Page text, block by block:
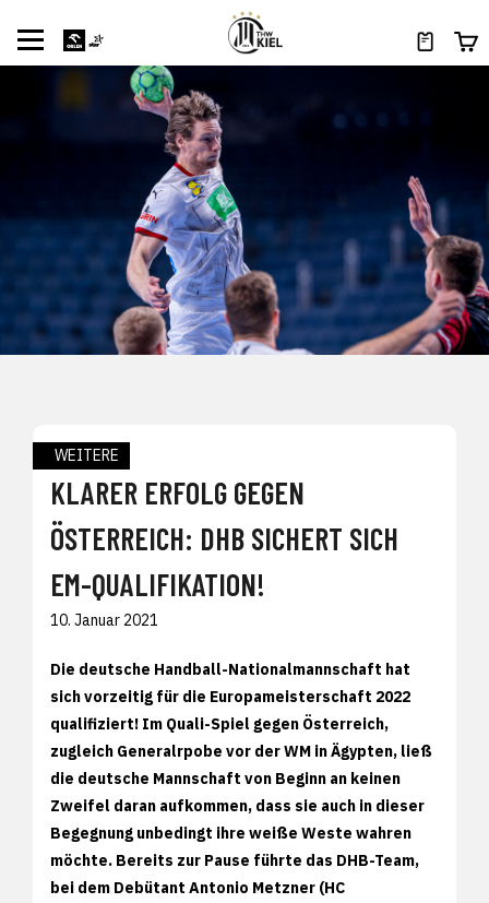
WEITERE
KLARER ERFOLG GEGEN
ÖSTERREICH: DHB SICHERT SICH
EM-QUALIFIKATION!
10. Januar 2021
Die deutsche Handball-Nationalmannschaft hat
sich vorzeitig für die Europameisterschaft 2022
qualifiziert! Im Quali-Spiel gegen Österreich,
zugleich Generalrpobe vor der WM in Ägypten, ließ
die deutsche Mannschaft von Beginn an keinen
Zweifel daran aufkommen, dass sie auch in dieser
Begegnung unbedingt ihre weiße Weste wahren
möchte. Bereits zur Pause führte das DHB-Team,
bei dem Debütant Antonio Metzner (HC